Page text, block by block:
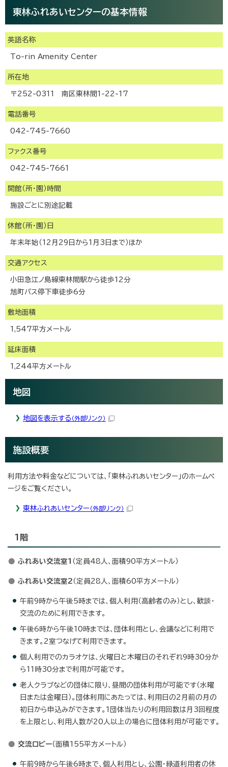
東林ふれあいセンターの基本情報
英語名称
To-rin Amenity Center
所在地
〒252-0311 南区東林間1-22-17
電話番号
042-745-7660
ファクス番号
042-745-7661
開館（所・園）時間
施設ごとに別途記載
休館（所・園）日
年末年始（12月29日から1月3日まで）ほか
交通アクセス
小田急江ノ島線東林間駅から徒歩12分
旭町バス停下車徒歩6分
敷地面積
1,547平方メートル
延床面積
1,244平方メートル
地図
地図を表示する （外部リンク）
施設概要
利用方法や料金などについては、「東林ふれあいセンター」のホームペ
ージをご覧ください。
東林ふれあいセンター（外部リンク）
1階
ふれあい交流室1 （定員48人、面積90平方メートル）
ふれあい交流室2 （定員28人、面積60平方メートル）
午前9時から午後5時までは、個人利用（高齢者のみ）とし、歓談・
交流のために利用できます。
午後6時から午後10時までは、団体利用とし、会議などに利用で
きます。2室つなげて利用できます。
個人利用でのカラオケは、火曜日と木曜日のそれぞれ9時30分か
ら11時30分まで利用が可能です。
老人クラブなどの団体に限り、昼間の団体利用が可能です（水曜
日または金曜日）。団体利用にあたっては、利用日の2月前の月の
初日から申込みができます。1団体当たりの利用回数は月3回程度
を上限とし、利用人数が20人以上の場合に団体利用が可能です。
交流ロビー（面積155平方メートル）
午前9時から午後6時まで、個人利用とし、公園・緑道利用者の休